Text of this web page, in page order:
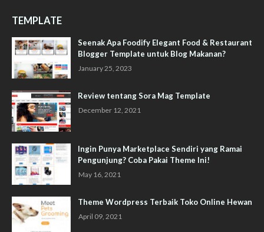
TEMPLATE
Seenak Apa Foodify Elegant Food & Restaurant
Blogger Template untuk Blog Makanan?
January 25, 2023
Review tentang Sora Mag Template
December 12, 2021
Ingin Punya Marketplace Sendiri yang Ramai
Pengunjung? Coba Pakai Theme Ini!
May 16, 2021
Theme Wordpress Terbaik Toko Online Hewan
April 09, 2021